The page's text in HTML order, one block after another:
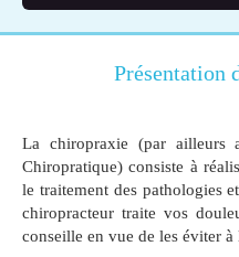
Présentation
La chiropraxie (par ailleurs
Chiropratique) consiste à
le traitement des pathologies
chiropracteur traite vos
conseille en vue de les éviter à